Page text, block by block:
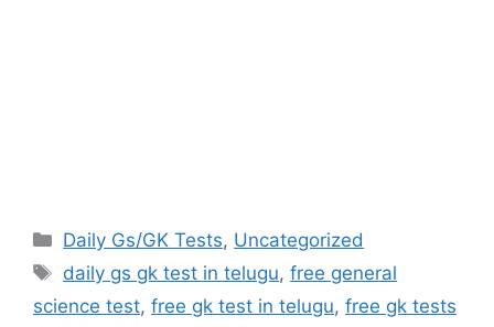
Categories
Daily Gs/GK Tests, Uncategorized
Tags
daily gs gk test in telugu,free general
science test, free gk test in telugu, free gk tests